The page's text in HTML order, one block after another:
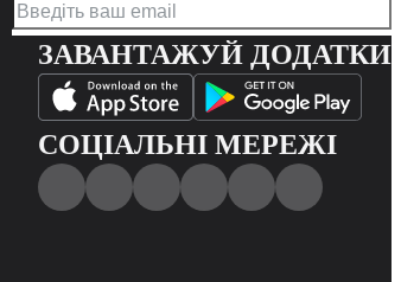
ЗАВАНТАЖУЙ ДОДАТКИ
СОЦІАЛЬНІ МЕРЕЖІ